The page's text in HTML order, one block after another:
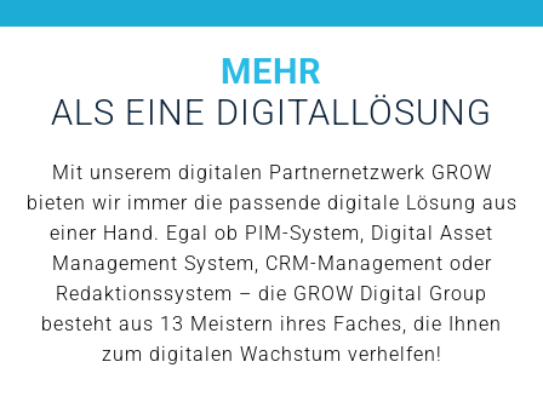
MEHR
ALS EINE DIGITALLÖSUNG
Mit unserem digitalen Partnernetzwerk GROW
bieten wir immer die passende digitale Lösung aus
einer Hand. Egal ob PIM-System, Digital Asset
Management System, CRM-Management oder
Redaktionssystem – die GROW Digital Group
besteht aus 13 Meistern ihres Faches, die Ihnen
zum digitalen Wachstum verhelfen!